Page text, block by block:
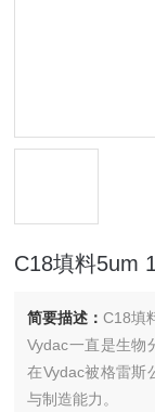
C18填料5um
简要描述：C18填
Vydac一直是生物
在Vydac被格雷斯
与制造能力。